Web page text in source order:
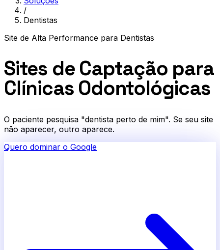
/
Dentistas
Site de Alta Performance para Dentistas
Sites de Captação para
Clínicas Odontológicas
O paciente pesquisa "dentista perto de mim". Se seu site
não aparecer, outro aparece.
Quero dominar o Google